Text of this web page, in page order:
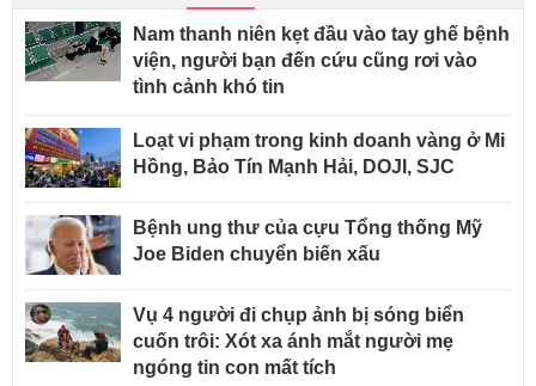
Nam thanh niên kẹt đầu vào tay ghế bệnh
viện, người bạn đến cứu cũng rơi vào
tình cảnh khó tin
Loạt vi phạm trong kinh doanh vàng ở Mi
Hồng, Bảo Tín Mạnh Hải, DOJI, SJC
Bệnh ung thư của cựu Tổng thống Mỹ
Joe Biden chuyển biến xấu
Vụ 4 người đi chụp ảnh bị sóng biển
cuốn trôi: Xót xa ánh mắt người mẹ
ngóng tin con mất tích